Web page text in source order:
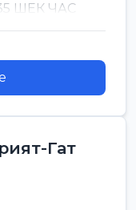
ШЕК ЧАС
Гат